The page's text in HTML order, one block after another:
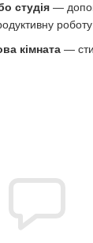
студія —
роботу
кімната —